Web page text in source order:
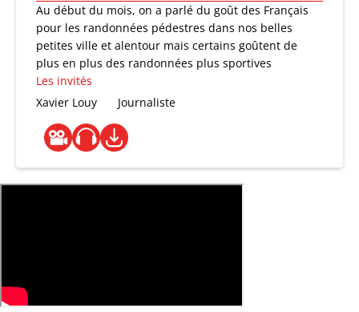
Au début du mois, on a parlé du goût des Français
pour les randonnées pédestres dans nos belles
petites ville et alentour mais certains goûtent de
plus en plus des randonnées plus sportives
Les invités
Xavier Louy
Journaliste